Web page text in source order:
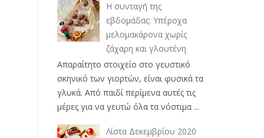
Η συνταγή της
εβδομάδας: Υπέροχα
μελομακάρονα χωρίς
ζάχαρη και γλουτένη
Απαραίτητο στοιχείο στο γευστικό
σκηνικό των γιορτών, είναι φυσικά τα
γλυκά. Από παιδί περίμενα αυτές τις
μέρες για να γευτώ όλα τα νόστιμα ...
Λίστα Δεκεμβρίου 2020